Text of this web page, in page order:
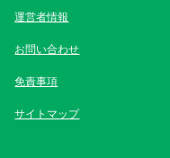
運営者情報
お問い合わせ
免責事項
サイトマップ